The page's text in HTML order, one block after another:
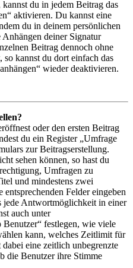
du in jedem Beitrag das
aktivieren. Du kannst eine
du in deinem persönlichen
Anhängen deiner Signatur
Beitrag dennoch ohne
so kannst du dort einfach das
wieder deaktivieren.
oder den ersten Beitrag
du ein Register „Umfrage
zur Beitragserstellung.
sehen können, so hast du
Umfragen zu
und mindestens zwei
Felder eingeben
jede Antwortmöglichkeit in einer
auch unter
festlegen, wie viele
kann, welches Zeitlimit für
eine zeitlich unbegrenzte
die Benutzer ihre Stimme